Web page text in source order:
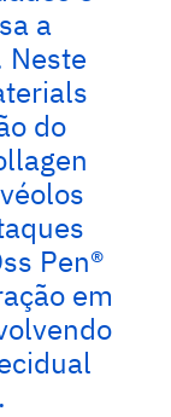
a
Neste
do
Pen®
em